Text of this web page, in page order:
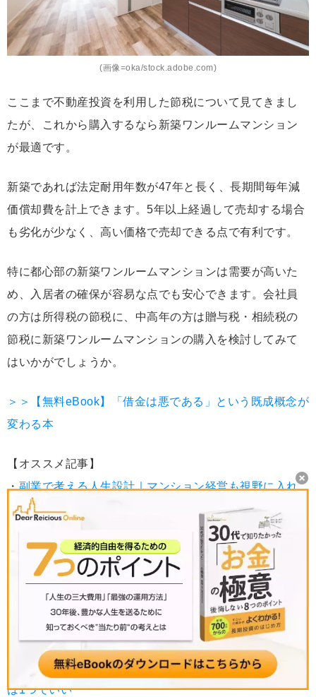
(画像=oka/stock.adobe.com)
ここまで不動産投資を利用した節税について見てきまし
たが、これから購入するなら新築ワンルームマンション
が最適です。
新築であれば法定耐用年数が47年と長く、長期間毎年減
価償却費を計上できます。5年以上経過して売却する場合
も劣化が少なく、高い価格で売却できる点で有利です。
特に都心部の新築ワンルームマンションは需要が高いた
め、入居者の確保が容易な点でも安心できます。会社員
の方は所得税の節税に、中高年の方は贈与税・相続税の
節税に新築ワンルームマンションの購入を検討してみて
はいかがでしょうか。
＞＞【無料eBook】「借金は悪である」という既成概念が
変わる本
【オススメ記事】
・副業で考える人生設計｜マンション経営も視野に入れ
た副業の可能性
首都圏でのマンション経営｜覚えておくべき「相場
感」を紹介
始める前に読んでおきたい 初心者向け長期資産運用
のコツがわかる本5冊
土地とマンションの資産価値は？「売却価値」と「収
益価値」
人生はリスクだらけ……でもサラリーマンが行う対策
は1つでいい